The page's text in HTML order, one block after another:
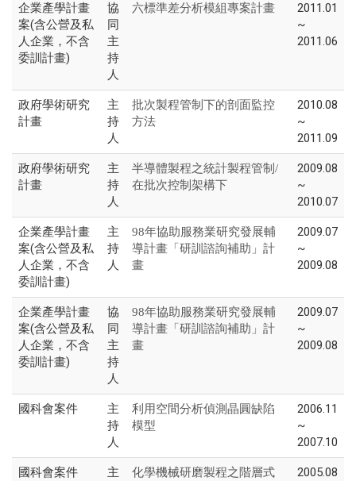
企業產學計畫
案(含公營及私
人企業，不含
委訓計畫)
協
同
主
持
人
六標準差分析模組專案計畫
2011.01
~
2011.06
政府學術研究
計畫
主
持
人
批次製程管制下的剖面監控
方法
2010.08
~
2011.09
政府學術研究
計畫
主
持
人
半導體製程之統計製程管制/
在批次控制架構下
2009.08
~
2010.07
企業產學計畫
案(含公營及私
人企業，不含
委訓計畫)
主
持
人
98年協助服務業研究發展輔
導計畫「研訓諮詢補助」計
畫
2009.07
~
2009.08
企業產學計畫
案(含公營及私
人企業，不含
委訓計畫)
協
同
主
持
人
98年協助服務業研究發展輔
導計畫「研訓諮詢補助」計
畫
2009.07
~
2009.08
國科會案件
主
持
人
利用空間分析偵測晶圓缺陷
模型
2006.11
~
2007.10
國科會案件
主
化學機械研磨製程之階層式
2005.08